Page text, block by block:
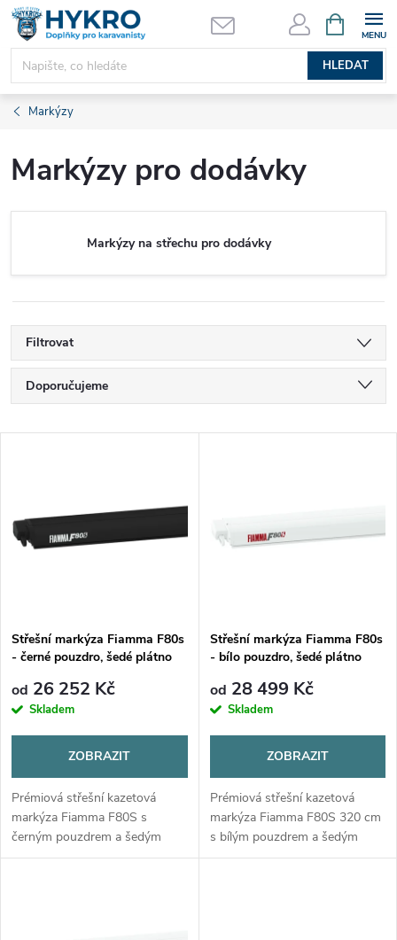
Přejít
obsah
HLEDAT
NÁKUPNÍ
KOŠÍK
Markýzy
Markýzy pro dodávky
Markýzy na střechu pro dodávky
Filtrovat
Ř
a
e
p
r
o
d
u
Doporučujeme
Abecedně
p
s
p
r
d
u
Střešní markýza Fiamma F80s
- černé pouzdro, šedé plátno
od 26 252 Kč
Skladem
ZOBRAZIT
Prémiová střešní kazetová
markýza Fiamma F80S s
černým pouzdrem a šedým
plátnem Royal Grey. Trojitá
Střešní markýza Fiamma F80s
- bílo pouzdro, šedé plátno
od 28 499 Kč
Skladem
ZOBRAZIT
Prémiová střešní kazetová
markýza Fiamma F80S 320 cm
s bílým pouzdrem a šedým
plátnem Royal Grey. Trojitá